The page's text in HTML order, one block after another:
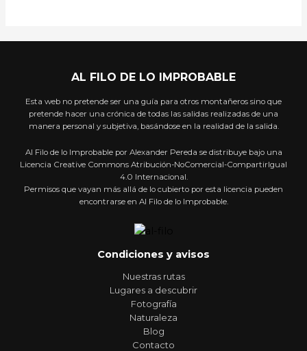
AL FILO DE LO IMPROBABLE
Esta web no pretende ser una guía para otros montañeros sino que
pretende hacer una crónica de todas las salidas realizadas de una
manera personal y subjetiva, basándose en la realidad de la salida.
Al Filo de lo Improbable por Alexander Pereda se distribuye bajo una
Licencia Creative Commons Atribución-NoComercial-CompartirIgual
4.0 Internacional.
Permisos que vayan más allá de lo cubierto por esta licencia pueden
encontrarse en Al Filo de lo Improbable.
Condiciones y avisos
Nuestras rutas
Lugares a descubrir
Fotografía
Naturaleza
Blog
Contacto